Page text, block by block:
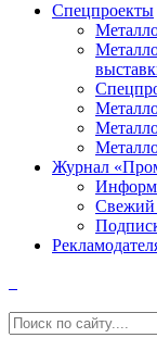
Спецпроекты
Журнал
Свежий